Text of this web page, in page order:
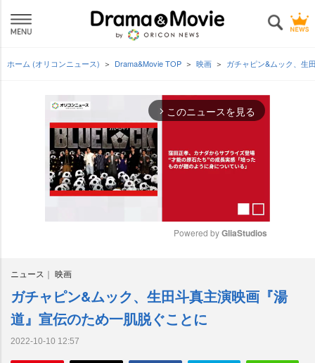
ホーム (オリコンニュース) Drama&Movie TOP 映画 ガチャピン&ムック、生
arrow_forward_ios このニュースを見る
t
e
Powered by GliaStudios
ニュース 映画
ガチャピン&ムック、生田斗真主演映画『湯
道』宣伝のため一肌脱ぐことに
2022-10-10 12:57